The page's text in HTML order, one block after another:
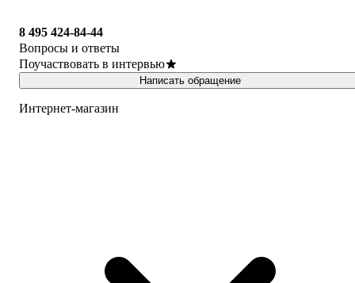
8 495 424-84-44
Вопросы и ответы
Поучаствовать в интервью
Написать обращение
Интернет-магазин